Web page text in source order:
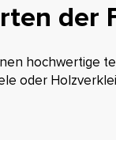
der
hochwertige
oder